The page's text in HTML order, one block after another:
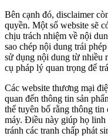
Bên cạnh đó, disclaimer
quyền. Một số website sẽ
chịu trách nhiệm về nội
sao chép nội dung trái
sử dụng nội dung từ nhiều
cụ pháp lý quan trọng để
Các website thương mại
quan đến thông tin sản
thể tuyên bố rằng thông tin
máy. Điều này giúp họ linh
tránh các tranh chấp phát